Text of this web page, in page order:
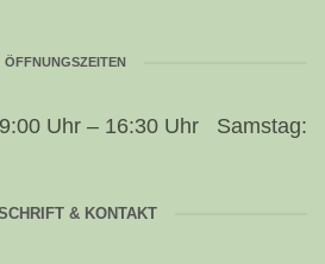
ÖFFNUNGSZEITEN
Uhr – 16:30 Uhr Samstag:
& KONTAKT